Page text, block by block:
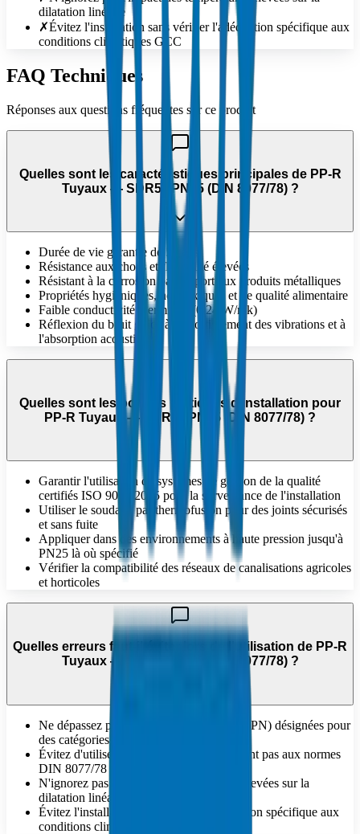
dilatation linéaire
✗Évitez l'installation sans vérifier l'adéquation spécifique aux
conditions climatiques GCC
FAQ Techniques
Réponses aux questions fréquentes sur ce produit
Quelles sont les caractéristiques principales de PP-R
Tuyaux — SDR5 / PN25 (DIN 8077/78) ?
Durée de vie garantie de 50 ans
Résistance aux chocs et flexibilité élevées
Résistant à la corrosion par rapport aux produits métalliques
Propriétés hygiéniques, non toxiques et de qualité alimentaire
Faible conductivité thermique (0.24 W/mk)
Réflexion du bruit grâce à l'amortissement des vibrations et à
l'absorption acoustique
Quelles sont les bonnes pratiques d'installation pour
PP-R Tuyaux — SDR5 / PN25 (DIN 8077/78) ?
Garantir l'utilisation de systèmes de gestion de la qualité
certifiés ISO 9001:2015 pour la surveillance de l'installation
Utiliser le soudage par thermofusion pour des joints sécurisés
et sans fuite
Appliquer dans des environnements à haute pression jusqu'à
PN25 là où spécifié
Vérifier la compatibilité des réseaux de canalisations agricoles
et horticoles
Quelles erreurs faut-il éviter lors de l'utilisation de PP-R
Tuyaux — SDR5 / PN25 (DIN 8077/78) ?
Ne dépassez pas les pressions nominales (PN) désignées pour
des catégories SDR spécifiques.
Évitez d'utiliser des matériaux ne répondant pas aux normes
DIN 8077/78 pour l'eau potable.
N'ignorez pas l'impact des températures élevées sur la
dilatation linéaire
Évitez l'installation sans vérifier l'adéquation spécifique aux
conditions climatiques GCC